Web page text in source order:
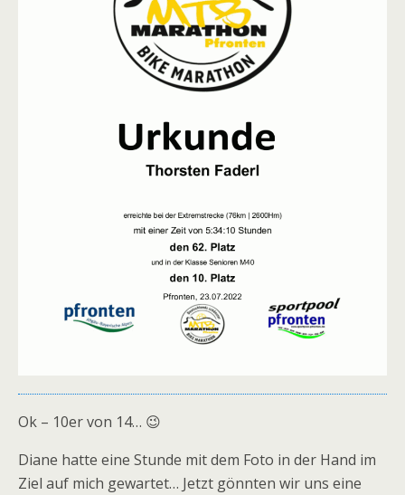
Ok – 10er von 14… 😉
Diane hatte eine Stunde mit dem Foto in der Hand im
Ziel auf mich gewartet… Jetzt gönnten wir uns eine